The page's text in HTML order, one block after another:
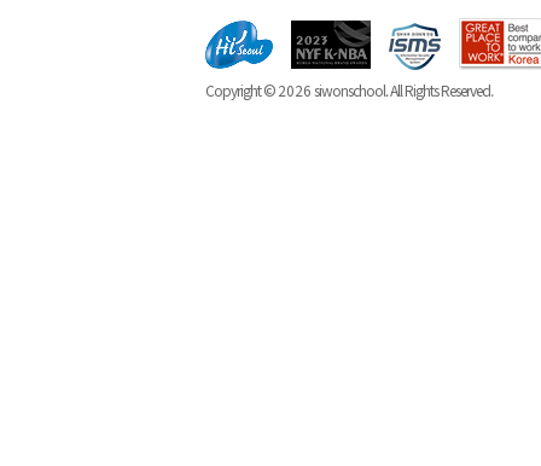
Copyright ©2026siwonschool. All Rights Reserved.